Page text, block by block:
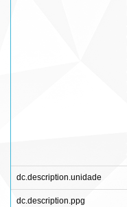
dc.description.unidade
dc.description.ppg